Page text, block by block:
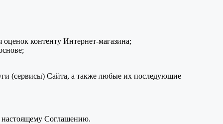
контенту Интернет-магазина;
(сервисы) Сайта, а также любые их последующие
настоящему Соглашению.